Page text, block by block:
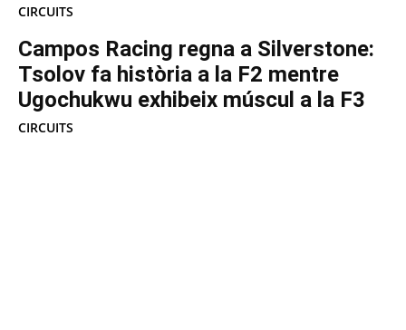
CIRCUITS
Campos Racing regna a Silverstone:
Tsolov fa història a la F2 mentre
Ugochukwu exhibeix múscul a la F3
CIRCUITS